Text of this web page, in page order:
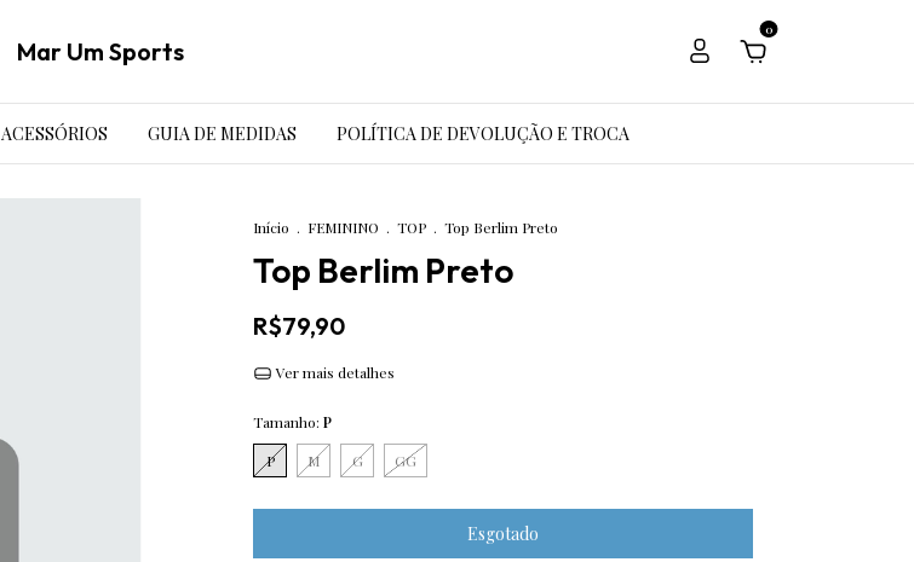
Mar Um Sports
0
ACESSÓRIOS GUIA DE MEDIDAS POLÍTICA DE DEVOLUÇÃO E TROCA
Início . FEMININO . TOP . Top Berlim Preto
Top Berlim Preto
R$79,90
Ver mais detalhes
Tamanho: P
P
M G GG